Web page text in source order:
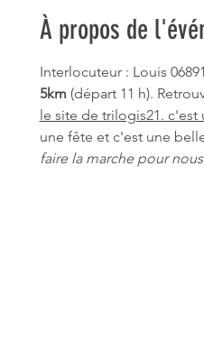
À propos de
Interlocuteur : Louis
5km (départ 11 h).
le site de trilogis21. c'est
une fête et c'est une
faire la marche pour